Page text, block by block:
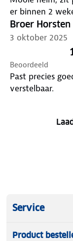
er binnen 2
Broer Horsten
3 oktober 2025
Beoordeeld
Past precies
verstelbaar.
Service
Product